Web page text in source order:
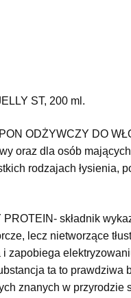
ST, 200 ml.
ODŻYWCZY DO
oraz dla osób
rodzajach łysienia,
składnik
lecz nietworzące
i zapobiega
ta to prawdziwa
znanych w